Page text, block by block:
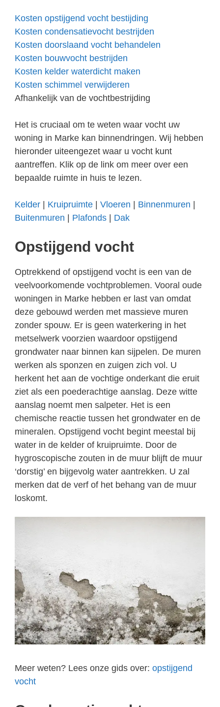
Kosten opstijgend vocht bestijding
Kosten condensatievocht bestrijden
Kosten doorslaand vocht behandelen
Kosten bouwvocht bestrijden
Kosten kelder waterdicht maken
Kosten schimmel verwijderen
Afhankelijk van de vochtbestrijding
Het is cruciaal om te weten waar vocht uw
woning in Marke kan binnendringen. Wij hebben
hieronder uiteengezet waar u vocht kunt
aantreffen. Klik op de link om meer over een
bepaalde ruimte in huis te lezen.
Kelder Kruipruimte Vloeren Binnenmuren
Buitenmuren
Plafonds Dak
Opstijgend vocht
Optrekkend of opstijgend vocht is een van de
veelvoorkomende vochtproblemen. Vooral oude
woningen in Marke hebben er last van omdat
deze gebouwd werden met massieve muren
zonder spouw. Er is geen waterkering in het
metselwerk voorzien waardoor opstijgend
grondwater naar binnen kan sijpelen. De muren
werken als sponzen en zuigen zich vol. U
herkent het aan de vochtige onderkant die eruit
ziet als een poederachtige aanslag. Deze witte
aanslag noemt men salpeter. Het is een
chemische reactie tussen het grondwater en de
mineralen. Opstijgend vocht begint meestal bij
water in de kelder of kruipruimte. Door de
hygroscopische zouten in de muur blijft de muur
‘dorstig’ en bijgevolg water aantrekken. U zal
merken dat de verf of het behang van de muur
loskomt.
Meer weten? Lees onze gids over: opstijgend
vocht